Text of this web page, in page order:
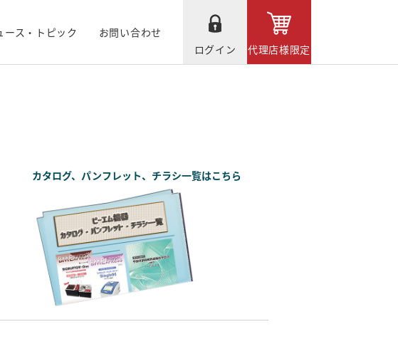
ース・トピック
お問い合わせ
ログイン
代理店様限定
カタログ、パンフレット、チラシ一覧はこちら